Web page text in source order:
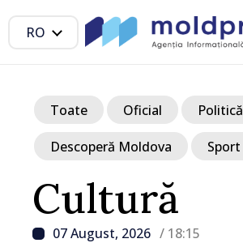
RO
Cultură
07 August, 2026 / 18:15
Toate Oficial Politică
Descoperă Moldova Sport